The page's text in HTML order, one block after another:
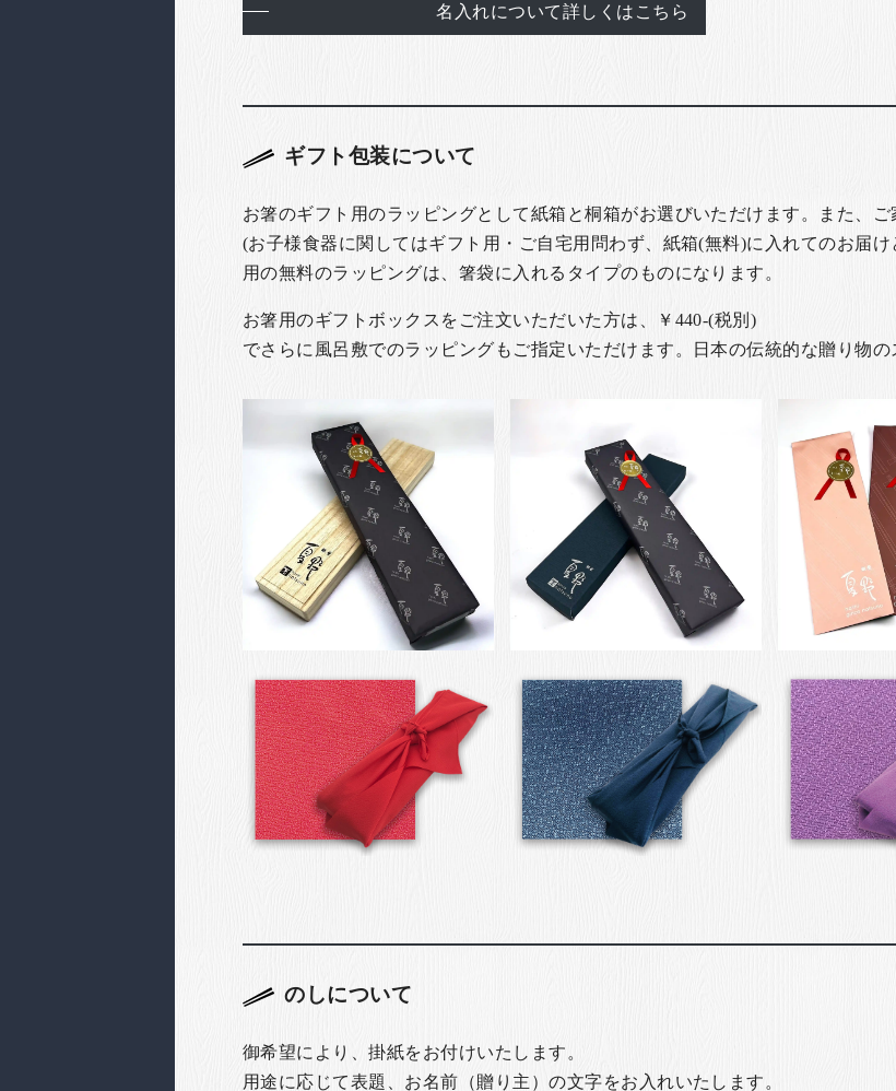
名入れについて詳しくはこちら
ギフト包装について
お箸のギフト用のラッピングとして紙箱と桐箱がお選びいただけます。また、
(お子様食器に関してはギフト用・ご自宅用問わず、紙箱(無料)に入れてのお届
用の無料のラッピングは、箸袋に入れるタイプのものになります。
お箸用のギフトボックスをご注文いただいた方は、￥440-(税別)
でさらに風呂敷でのラッピングもご指定いただけます。日本の伝統的な贈り物
のしについて
御希望により、掛紙をお付けいたします。
用途に応じて表題、お名前（贈り主）の文字をお入れいたします。